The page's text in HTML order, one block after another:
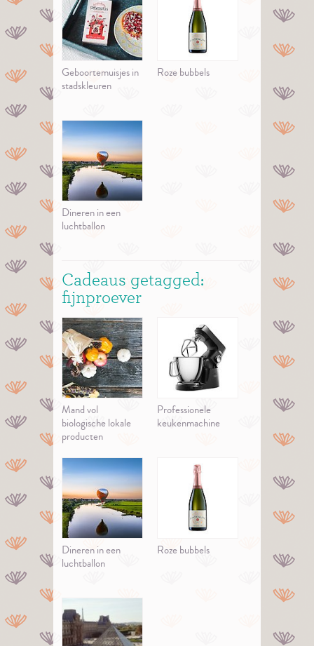
Geboortemuisjes in
stadskleuren
Roze bubbels
Dineren in een
luchtballon
Cadeaus getagged:
fijnproever
Mand vol
biologische lokale
producten
Professionele
keukenmachine
Dineren in een
luchtballon
Roze bubbels